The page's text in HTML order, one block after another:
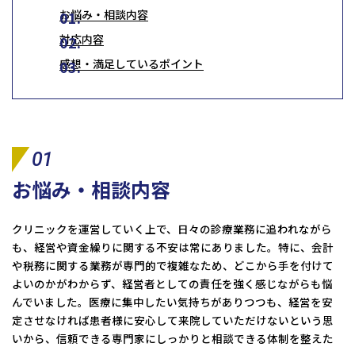
企業理念 グループ概要
グループ企業一覧
お悩み・相談内容
対応内容
感想・満足しているポイント
01
お悩み・相談内容
クリニックを運営していく上で、日々の診療業務に追われながら
も、経営や資金繰りに関する不安は常にありました。特に、会計
や税務に関する業務が専門的で複雑なため、どこから手を付けて
よいのかがわからず、経営者としての責任を強く感じながらも悩
んでいました。医療に集中したい気持ちがありつつも、経営を安
定させなければ患者様に安心して来院していただけないという思
いから、信頼できる専門家にしっかりと相談できる体制を整えた